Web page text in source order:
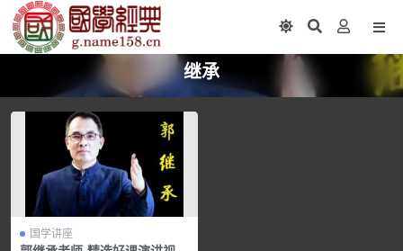
继承
国学讲座